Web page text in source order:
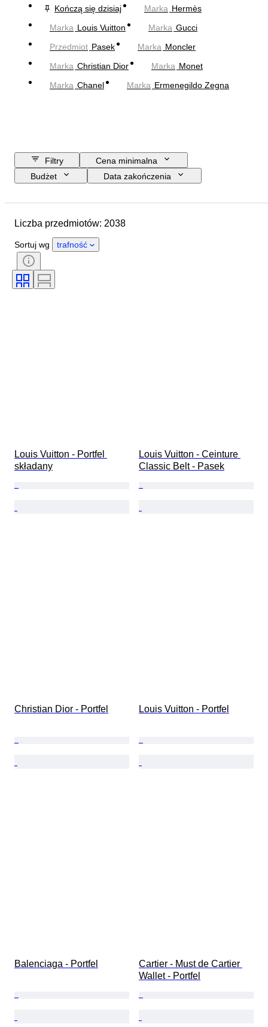
Kończą się dzisiaj
Marka Hermès
Marka Louis Vuitton Marka Gucci
Przedmiot Pasek Marka Moncler
Marka Christian Dior Marka Monet
Marka Chanel Marka Ermenegildo Zegna
Filtry
Cena minimalna
Budżet
Data zakończenia
Materiał
Płeć
Dodatki
Certyfikacja
Kolor
Size
Liczba przedmiotów: 2038
Sortuj wg trafność
Louis Vuitton - Portfel
składany
Louis Vuitton - Ceinture
Classic Belt - Pasek
Christian Dior - Portfel Louis Vuitton - Portfel
Balenciaga - Portfel
Cartier - Must de Cartier
Wallet - Portfel